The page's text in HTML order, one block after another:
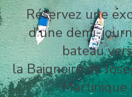
Réservez une
d'une demi-
bateau vers
la Baignoire de
Martinique